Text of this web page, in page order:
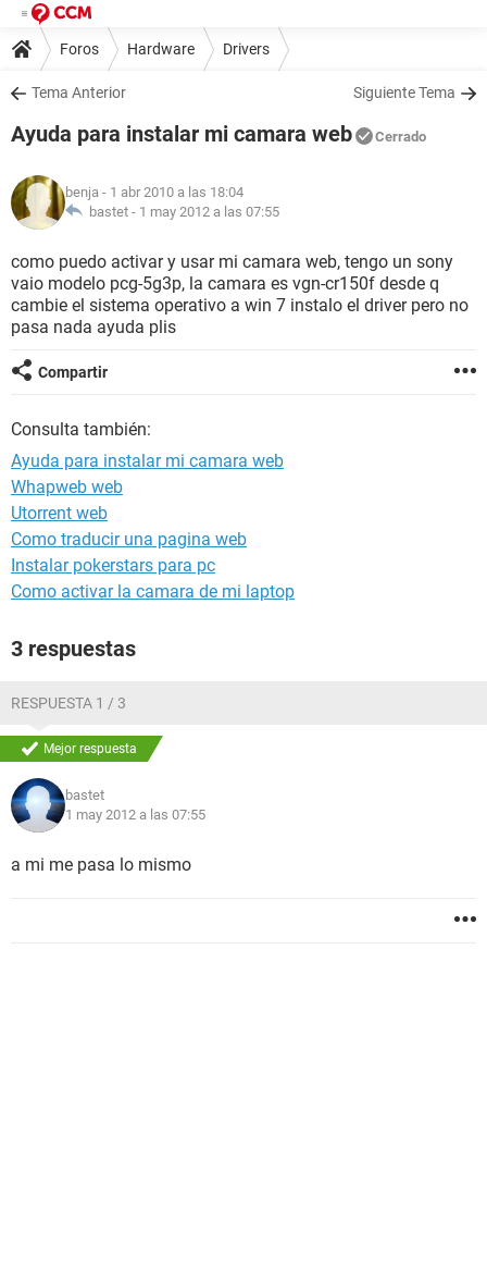
Foros Hardware Drivers
Tema Anterior Siguiente Tema
Ayuda para instalar mi camara web Cerrado
benja - 1 abr 2010 a las 18:04
bastet - 1 may 2012 a las 07:55
como puedo activar y usar mi camara web, tengo un sony
vaio modelo pcg-5g3p, la camara es vgn-cr150f desde q
cambie el sistema operativo a win 7 instalo el driver pero no
pasa nada ayuda plis
Compartir
Consulta también:
Ayuda para instalar mi camara web
Whapweb web
Utorrent web
Como traducir una pagina web
Instalar pokerstars para pc
Como activar la camara de mi laptop
3 respuestas
RESPUESTA 1 / 3
Mejor respuesta
bastet
1 may 2012 a las 07:55
a mi me pasa lo mismo